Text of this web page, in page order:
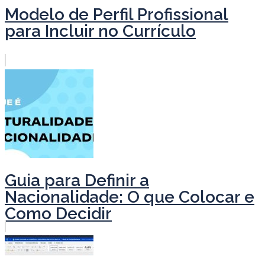
Modelo de Perfil Profissional
para Incluir no Currículo
Guia para Definir a
Nacionalidade: O que Colocar e
Como Decidir